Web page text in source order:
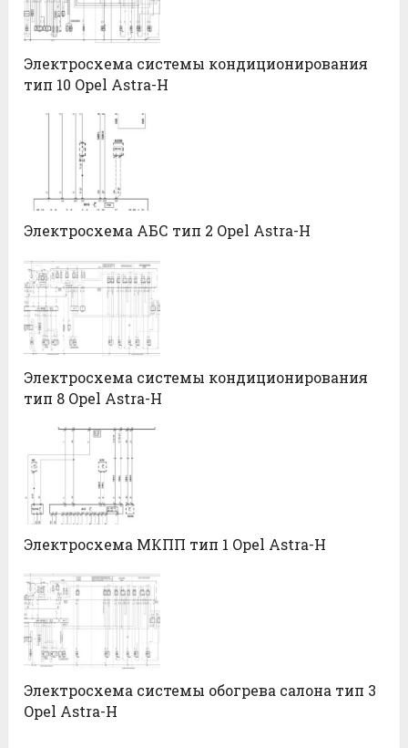
Электросхема системы кондиционирования
тип 10 Opel Astra-H
Электросхема АБС тип 2 Opel Astra-H
Электросхема системы кондиционирования
тип 8 Opel Astra-H
Электросхема МКПП тип 1 Opel Astra-H
Электросхема системы обогрева салона тип 3
Opel Astra-H